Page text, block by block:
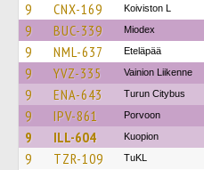
9 CNX-169 Koiviston L
9 BUC-339 Miodex
9 NML-637 Eteläpää
9 YVZ-335 Vainion Liikenne
9 ENA-643 Turun Citybus
9 IPV-861 Porvoon
9 ILL-604 Kuopion
9 TZR-109 TuKL